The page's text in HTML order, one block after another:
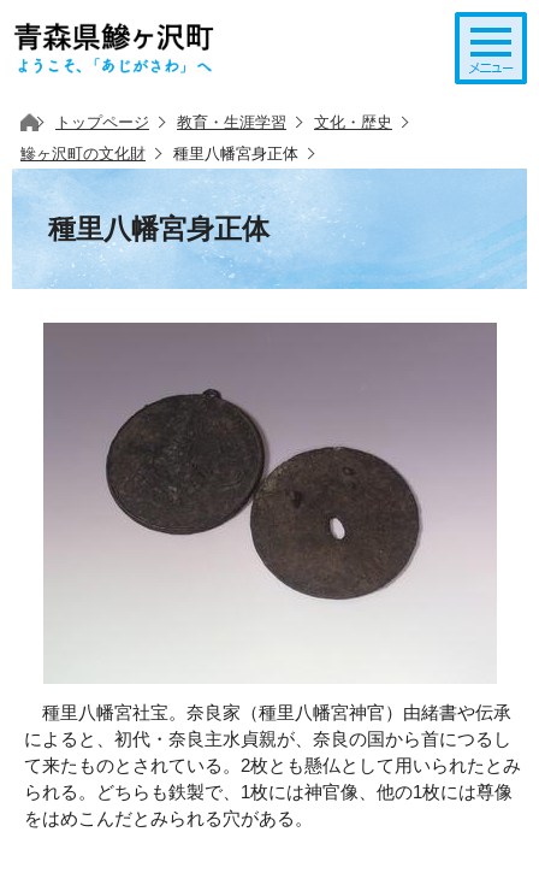
トップページ 教育・生涯学習
文化・歴史
鰺ヶ沢町の文化財
種里八幡宮身正体
種里八幡宮身正体
種里八幡宮社宝。奈良家（種里八幡宮神官）由緒書や伝承
によると、初代・奈良主水貞親が、奈良の国から首につるし
て来たものとされている。2枚とも懸仏として用いられたとみ
られる。どちらも鉄製で、1枚には神官像、他の1枚には尊像
をはめこんだとみられる穴がある。